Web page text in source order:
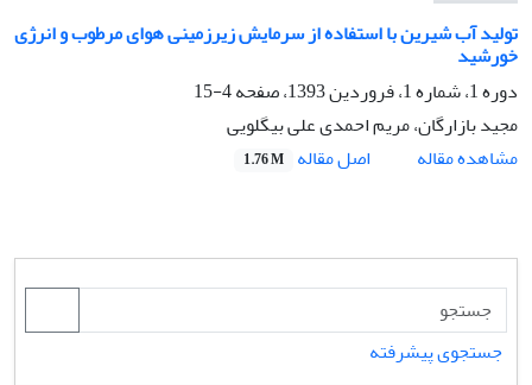
تولید آب شیرین با استفاده از سرمایش زیرزمینی هوای مرطوب و انرژی
خورشید
دوره 1، شماره 1، فروردین 1393، صفحه
4-15
مجید بازارگان، مریم احمدی علی بیگلویی
مشاهده مقاله
اصل مقاله 1.76 M
جستجوی پیشرفته